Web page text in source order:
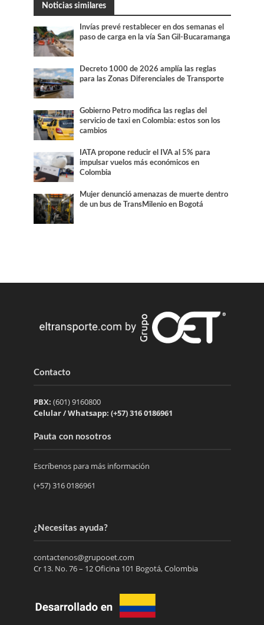
Noticias similares
Invías prevé restablecer en dos semanas el
paso de carga en la vía San Gil-Bucaramanga
Decreto 1000 de 2026 amplía las reglas
para las Zonas Diferenciales de Transporte
Gobierno Petro modifica las reglas del
servicio de taxi en Colombia: estos son los
cambios
IATA propone reducir el IVA al 5% para
impulsar vuelos más económicos en
Colombia
Mujer denunció amenazas de muerte dentro
de un bus de TransMilenio en Bogotá
Contacto
PBX: (601) 9160800
Celular / Whatsapp: (+57) 316 0186961
Pauta con nosotros
Escríbenos para más información
(+57) 316 0186961
¿Necesitas ayuda?
contactenos@grupooet.com
Cr 13. No. 76 – 12 Oficina 101 Bogotá, Colombia